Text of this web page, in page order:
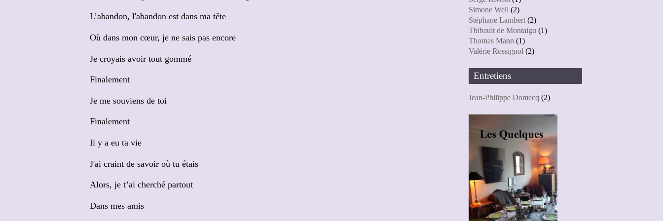
L’abandon, l'abandon est dans ma tête
Où dans mon cœur, je ne sais pas encore
Je croyais avoir tout gommé
Finalement
Je me souviens de toi
Finalement
Il y a eu ta vie
J'ai craint de savoir où tu étais
Alors, je t’ai cherché partout
Dans mes amis
Simone Weil (2)
Stéphane Lambert(2)
Thibault de Montaigu (1)
Thomas Mann (1)
Valérie Rossignol (2)
Entretiens
Jean-Philippe Domecq (2)